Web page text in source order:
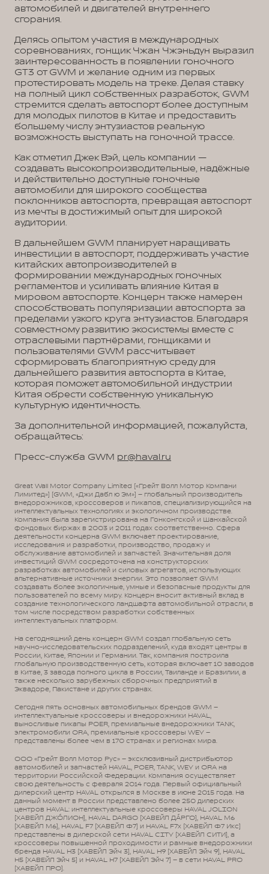
автомобилей и двигателей внутреннего
сгорания.
Делясь опытом участия в международных
соревнованиях, гонщик Чжан Чжэньдун выразил
заинтересованность в появлении гоночного
GT3 от GWM и желание одним из первых
протестировать модель на треке. Делая ставку
на полный цикл собственных разработок, GWM
стремится сделать автоспорт более доступным
для молодых пилотов в Китае и предоставить
большему числу энтузиастов реальную
возможность выступать на гоночной трассе.
Как отметил Джек Вэй, цель компании —
создавать высокопроизводительные, надёжные
и действительно доступные гоночные
автомобили для широкого сообщества
поклонников автоспорта, превращая автоспорт
из мечты в достижимый опыт для широкой
аудитории.
В дальнейшем GWM планирует наращивать
инвестиции в автоспорт, поддерживать участие
китайских автопроизводителей в
формировании международных гоночных
регламентов и усиливать влияние Китая в
мировом автоспорте. Концерн также намерен
способствовать популяризации автоспорта за
пределами узкого круга энтузиастов. Благодаря
совместному развитию экосистемы вместе с
отраслевыми партнёрами, гонщиками и
пользователями GWM рассчитывает
сформировать благоприятную среду для
дальнейшего развития автоспорта в Китае,
которая поможет автомобильной индустрии
Китая обрести собственную уникальную
культурную идентичность.
За дополнительной информацией, пожалуйста,
обращайтесь:
Пресс-служба GWM pr@haval.ru
Great Wall Motor Company Limited («Грейт Волл Мотор Компани
Лимитед») (GWM, «Джи Дабл ю Эм») – глобальный производитель
внедорожников, кроссоверов и пикапов, специализирующийся на
интеллектуальных технологиях и экологичном производстве.
Компания была зарегистрирована на Гонконгской и Шанхайской
фондовых биржах в 2003 и 2011 годах соответственно. Сфера
деятельности концерна GWM включает проектирование,
исследования и разработки, производство, продажу и
обслуживание автомобилей и запчастей. Значительная доля
инвестиций GWM сосредоточена на конструкторских
разработках автомобилей и силовых агрегатов, использующих
альтернативные источники энергии. Это позволяет GWM
создавать более экологичные, умные и безопасные продукты для
пользователей по всему миру. Концерн вносит активный вклад в
создание технологического ландшафта автомобильной отрасли, в
том числе посредством разработки собственных
интеллектуальных платформ.
На сегодняшний день концерн GWM создал глобальную сеть
научно-исследовательских подразделений, куда входят центры в
России, Китае, Японии и Германии. Так, компания построила
глобальную производственную сеть, которая включает 10 заводов
в Китае, 3 завода полного цикла в России, Таиланде и Бразилии, а
также несколько зарубежных сборочных предприятий в
Эквадоре, Пакистане и других странах.
Сегодня пять основных автомобильных брендов GWM –
интеллектуальные кроссоверы и внедорожники HAVAL,
выносливые пикапы POER, премиальные внедорожники TANK,
электромобили ORA, премиальные кроссоверы WEY –
представлены более чем в 170 странах и регионах мира.
ООО «Грейт Волл Мотор Рус» – эксклюзивный дистрибьютор
автомобилей и запчастей HAVAL, POER, TANK, WEY и ORA на
территории Российской Федерации. Компания осуществляет
свою деятельность с февраля 2014 года. Первый официальный
дилерский центр HAVAL открылся в Москве в июне 2015 года. На
данный момент в России представлено более 250 дилерских
центров HAVAL: интеллектуальные кроссоверы HAVAL JOLION
(ХАВЕЙЛ ДЖО́ЛИОН), HAVAL DARGO (ХАВЕЙЛ ДА́РГО), HAVAL М6
(ХАВЕЙЛ M6), HAVAL F7 (ХАВЕЙЛ Ф7) и HAVAL F7x (ХАВЕЙЛ Ф7 Икс)
представлены в дилерской сети HAVAL CITY (ХАВЕЙЛ СИТИ), а
кроссоверы повышенной проходимости и рамные внедорожники
бренда HAVAL H3 (ХАВЕЙЛ Эйч 3), HAVAL H9 (ХАВЕЙЛ Эйч 9), HAVAL
H5 (ХАВЕЙЛ Эйч 5) и HAVAL H7 (ХАВЕЙЛ Эйч 7) – в сети HAVAL PRO
(ХАВЕЙЛ ПРО).